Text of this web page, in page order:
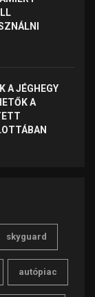
A JÉGHEGY
A
skyguard
autópiac